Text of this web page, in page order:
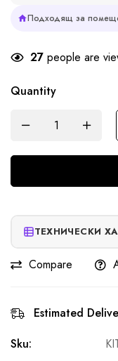
Подходящ за
27 people are
Quantity
ТЕХНИЧЕСКИ
Compare
Estimated
Sku: